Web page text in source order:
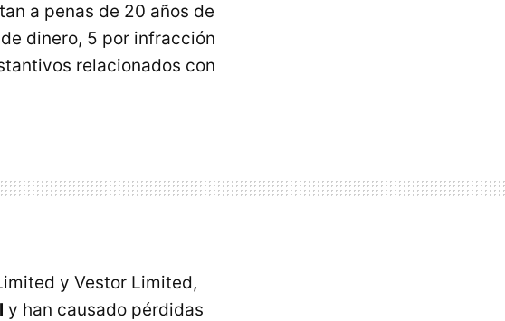
a penas de 20 años de
dinero, 5 por infracción
relacionados con
y Vestor Limited,
y han causado pérdidas